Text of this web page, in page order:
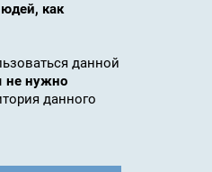
как
данной
не нужно
данного